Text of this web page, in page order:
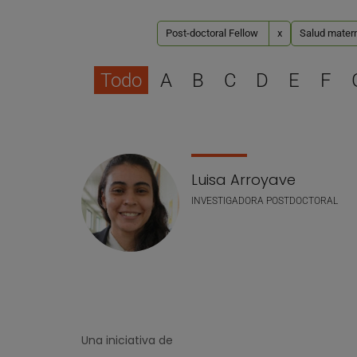
Post-doctoral Fellow x Salud
Todo A B C D E F
Lista de personal
Luisa Arroyave
INVESTIGADORA POSTDOCTORAL
Una iniciativa de